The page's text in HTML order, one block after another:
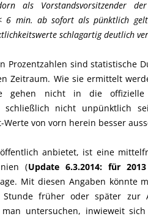
als Vorstandsvorsitzender
6 min. ab sofort als pünktlich
schlagartig deutlich
Prozentzahlen sind statistische
Zeitraum. Wie sie ermittelt
gehen nicht in die
schließlich nicht unpünktlich
Werte von vorn herein besser
anbietet, ist eine
(Update 6.3.2014: für
Mit diesen Angaben könnte
früher oder später zur
untersuchen, inwieweit